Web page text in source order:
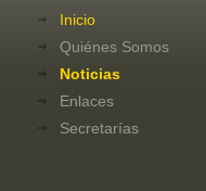
Inicio
Quiénes Somos
Noticias
Enlaces
Secretarías